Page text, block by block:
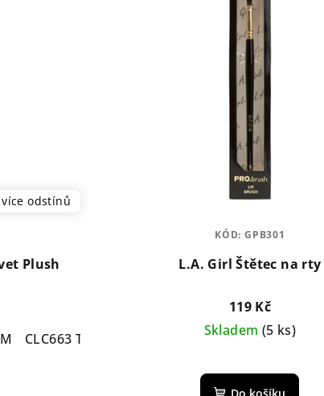
odstínů
Plush
CLC663 TWIST CLC664 CUSHY CLC665
L.A. Girl Štětec na rty
119 Kč
Skladem (5 ks)
KÓD:GPB301